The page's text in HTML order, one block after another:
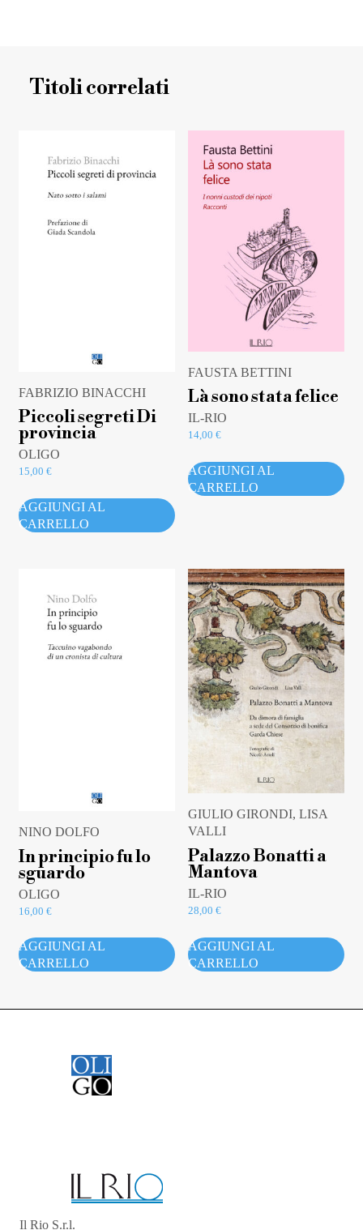
Titoli correlati
FABRIZIO BINACCHI
Piccoli segreti Di
provincia
OLIGO
15,00 €
AGGIUNGI AL
CARRELLO
FAUSTA BETTINI
Là sono stata felice
IL-RIO
14,00€
AGGIUNGI AL
CARRELLO
NINO DOLFO
In principio fu lo
sguardo
OLIGO
16,00 €
AGGIUNGI AL
CARRELLO
GIULIO GIRONDI, LISA
VALLI
Palazzo Bonatti a
Mantova
IL-RIO
28,00€
AGGIUNGI AL
CARRELLO
Il Rio S.r.l.